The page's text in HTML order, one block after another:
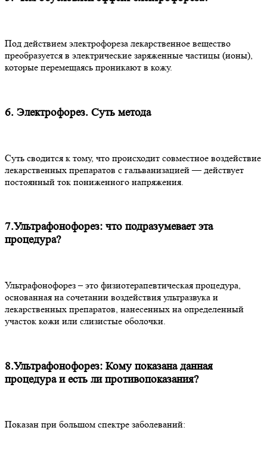
Под действием электрофореза лекарственное вещество
преобразуется в электрические заряженные частицы (ионы),
которые перемещаясь проникают в кожу.
6. Электрофорез. Суть метода
Суть сводится к тому, что происходит совместное воздействие
лекарственных препаратов с гальванизацией — действует
постоянный ток пониженного напряжения.
7.Ультрафонофорез: что подразумевает эта
процедура?
Ультрафонофорез – это физиотерапевтическая процедура,
основанная на сочетании воздействия ультразвука и
лекарственных препаратов, нанесенных на определенный
участок кожи или слизистые оболочки.
8.Ультрафонофорез: Кому показана данная
процедура и есть ли противопоказания?
Показан при большом спектре заболеваний: